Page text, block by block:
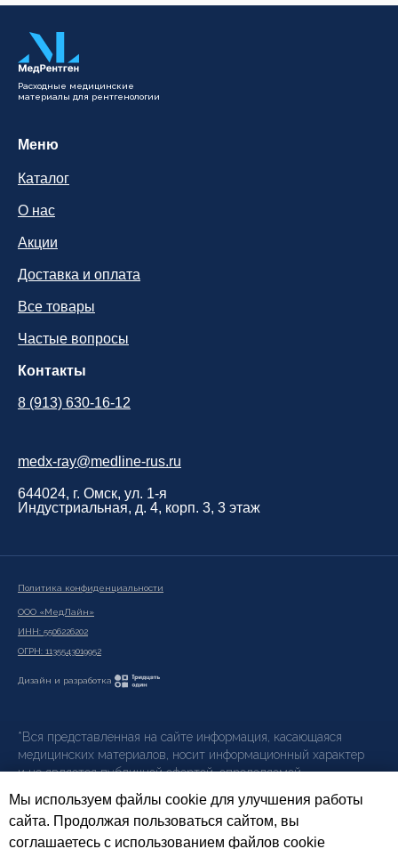
Расходные медицинские
материалы для рентгенологии
Меню
Каталог
О нас
Акции
Доставка и оплата
Контакты
8 (913) 630-16-12
medx-ray@medline-rus.ru
644024, г. Омск, ул. 1-я
Индустриальная, д. 4, корп. 3, 3 этаж
Политика конфиденциальности
ООО «МедЛайн»
ИНН: 5506226202
ОГРН: 1135543019952
Все товары
Частые вопросы
Дизайн и разработка
*Вся представленная на сайте информация, касающаяся
медицинских материалов, носит информационный характер
и не является публичной офертой, определяемой
положениями ст. 437 (2) ГК РФ.
Фотографии на сайте предоставлены сервисами
иUnsplash, за исключением изображений продукции брендов,
Мы используем файлы cookie для улучшения работы
сайта. Продолжая пользоваться сайтом, вы
соглашаетесь с использованием файлов cookie